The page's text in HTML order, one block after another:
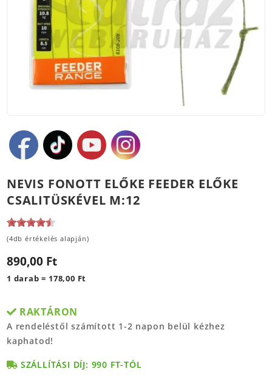
NEVIS FONOTT ELŐKE FEEDER ELŐKE
CSALITÜSKÉVEL M:12
(4db értékelés alapján)
890,00 Ft
1 darab = 178,00 Ft
RAKTÁRON
A rendeléstől számított 1-2 napon belül kézhez
kaphatod!
SZÁLLÍTÁSI DÍJ: 990 FT-TÓL